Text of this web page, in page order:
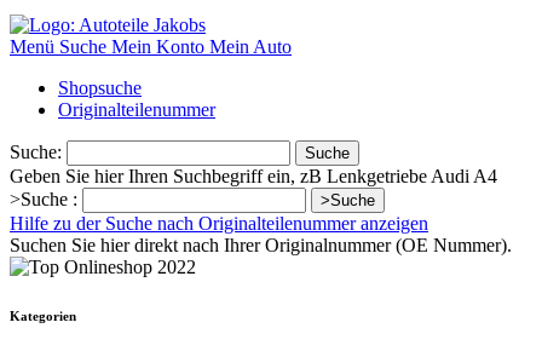
Menü Suche Mein Konto Mein Auto
Shopsuche
Originalteilenummer
Suche: Suche
Geben Sie hier Ihren Suchbegriff ein, zB Lenkgetriebe Audi A4
>Suche :
>Suche
Hilfe zu der Suche nach Originalteilenummer anzeigen
Suchen Sie hier direkt nach Ihrer Originalnummer (OE Nummer).
Kategorien